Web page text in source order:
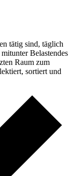
tätig sind, täglich
Belastendes
Raum zum
sortiert und